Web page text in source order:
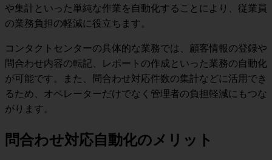
や集計といった単純な作業を自動化することにより、従業員
の業務負担の軽減に役立ちます。
コンタクトセンターの具体的な業務では、顧客情報の登録や
問合わせ内容の転記、レポートの作成といった業務の自動化
が可能です。また、問合わせ対応件数の集計などに活用でき
るため、オペレーターだけでなく管理者の負担軽減にもつな
がります。
問合わせ対応自動化のメリット